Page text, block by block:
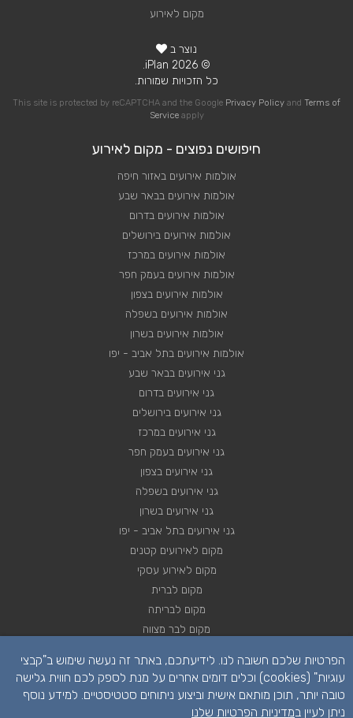
מקום לאירוע
נוצר ב
© 2026 iPlan.
כל הזכויות שמורות.
This site is protected by reCAPTCHA and the Google Privacy Policy and Terms of
Serviceapply
חיפושים נפוצים - מקום לאירוע
אולמות אירועים באזור חיפה
אולמות אירועים בבאר שבע
אולמות אירועים בדרום
אולמות אירועים בירושלים
אולמות אירועים במרכז
אולמות אירועים בעמק חפר
אולמות אירועים בצפון
אולמות אירועים בשפלה
אולמות אירועים בשרון
אולמות אירועים בתל אביב - יפו
גני אירועים בבאר שבע
גני אירועים בדרום
גני אירועים בירושלים
גני אירועים במרכז
גני אירועים בעמק חפר
גני אירועים בצפון
גני אירועים בשפלה
גני אירועים בשרון
גני אירועים בתל אביב - יפו
מקום לאירועים קטנים
מקום לאירוע עסקי
מקום לברית
מקום לבריתה
מקום לבר מצווה
מקום לחינה
מקום לכנסים
הפרטיות שלכם חשובה לנו. לידיעתכם, באתר זה נעשה שימוש ב"קבצי
עוגיות" (cookies) וכלים דומים אחרים על מנת לספק לכם חווית גלישה
טובה יותר, תוכן מותאם אישית וביצוע ניתוחים סטטיסטיים. למידע נוסף
ניתן לעיין במדיניות הפרטיות שלנו